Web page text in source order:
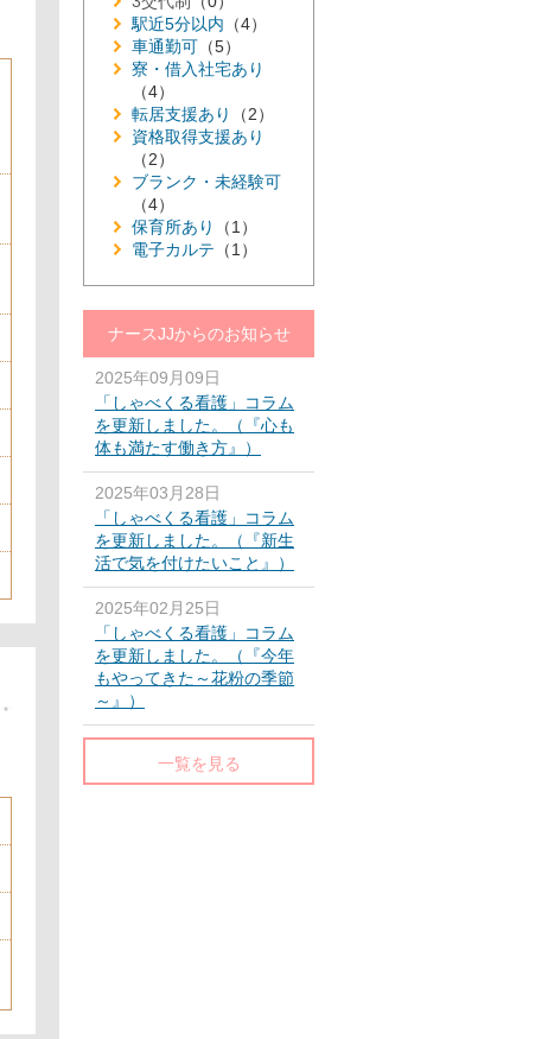
駅近5分以内 （4）
車通勤可 （5）
寮・借入社宅あり
（4）
転居支援あり
（2）
資格取得支援あり
（2）
ブランク・未経験可
（4）
保育所あり
（1）
電子カルテ （1）
ナースJJからのお知らせ
2025年09月09日
「しゃべくる看護」コラム
を更新しました。（『心も
体も満たす働き方』）
2025年03月28日
「しゃべくる看護」コラム
を更新しました。（『新生
活で気を付けたいこと』）
2025年02月25日
「しゃべくる看護」コラム
を更新しました。（『今年
もやってきた～花粉の季節
～』）
一覧を見る